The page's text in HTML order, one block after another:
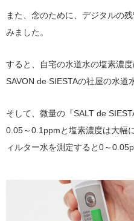
また、念のために、デジタルの
みました。
すると、自宅の水道水の塩素濃
SAVON de SIESTAの社屋の水道
そして、微量の『SALT de
0.05～0.1ppmと塩素濃度は大幅
ィルター水を測定すると0～